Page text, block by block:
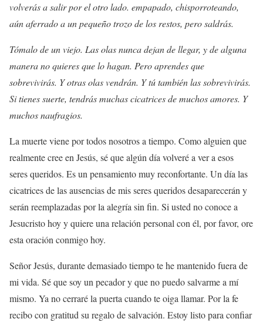
volverás a salir por el otro lado. empapado, chisporroteando,
aún aferrado a un pequeño trozo de los restos, pero saldrás.
Tómalo de un viejo. Las olas nunca dejan de llegar, y de alguna
manera no quieres que lo hagan. Pero aprendes que
sobrevivirás. Y otras olas vendrán. Y tú también las sobrevivirás.
Si tienes suerte, tendrás muchas cicatrices de muchos amores. Y
muchos naufragios.
La muerte viene por todos nosotros a tiempo. Como alguien que
realmente cree en Jesús, sé que algún día volveré a ver a esos
seres queridos. Es un pensamiento muy reconfortante. Un día las
cicatrices de las ausencias de mis seres queridos desaparecerán y
serán reemplazadas por la alegría sin fin. Si usted no conoce a
Jesucristo hoy y quiere una relación personal con él, por favor, ore
esta oración conmigo hoy.
Señor Jesús, durante demasiado tiempo te he mantenido fuera de
mi vida. Sé que soy un pecador y que no puedo salvarme a mí
mismo. Ya no cerraré la puerta cuando te oiga llamar. Por la fe
recibo con gratitud su regalo de salvación. Estoy listo para confiar